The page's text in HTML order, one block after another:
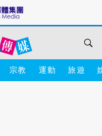
宗教 運動 旅遊